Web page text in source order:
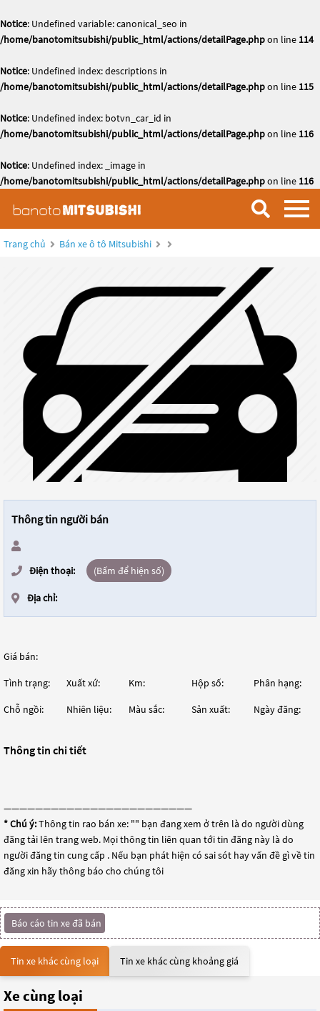
Notice: Undefined variable: canonical_seo in
/home/banotomitsubishi/public_html/actions/detailPage.phpon line 114
Notice: Undefined index: descriptions in
/home/banotomitsubishi/public_html/actions/detailPage.phpon line 115
Notice: Undefined index: botvn_car_id in
/home/banotomitsubishi/public_html/actions/detailPage.phpon line 116
Notice: Undefined index: _image in
/home/banotomitsubishi/public_html/actions/detailPage.phpon line 116
Trang chủ Bán xe ô tô Mitsubishi
Thông tin người bán
Điện thoại: (Bấm để hiện số)
Địa chỉ:
Giá bán:
Tình trạng: Xuất xứ: Km: Hộp số: Phân hạng:
Chỗ ngồi: Nhiên liệu: Màu sắc: Sản xuất: Ngày đăng:
Thông tin chi tiết
————————————————————————
* Chú ý:Thông tin rao bán xe: "" bạn đang xem ở trên là do người dùng
đăng tải lên trang web. Mọi thông tin liên quan tới tin đăng này là do
người đăng tin cung cấp . Nếu bạn phát hiện có sai sót hay vấn đề gì về tin
đăng xin hãy thông báo cho chúng tôi
Báo cáo tin xe đã bán
Tin xe khác cùng loại Tin xe khác cùng khoảng giá
Xe cùng loại